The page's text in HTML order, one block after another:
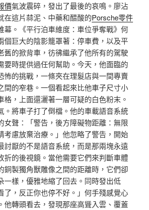
價氣波震碎，發出了最後的哀鳴。廖沾
在這片蒜泥、中藥和醋酸的Porsche零件
幕。《平行泊車維度：車位爭奪戰》何
個巨大的陰影籠罩著：停車費，以及平
舊的掀背車，彷彿繼承了他所有的駕駛
要時提供過任何幫助。今天，他面臨的
怖的挑戰，一條夾在理髮店與一間專賣
間的窄巷。一個看起來比他車子尺寸小
格，上面還灑著一層可疑的白色粉末。
。將車子打了倒檔。他的車載語音系統
女聲：「警告，後方障礙物距離：無限
考慮放棄治療。」他忽略了警告，開始
討厭的不是語音系統，而是那兩塊永遠
折的後視鏡。當他需要它們來判斷車體
銅製獨角獸雕像之間的距離時，它們卻
一樣，優雅地縮了回去。同時發出低
了，反正你也停不好。」何手殘感覺心
他轉頭看去，發現那座高聳入雲、覆蓋